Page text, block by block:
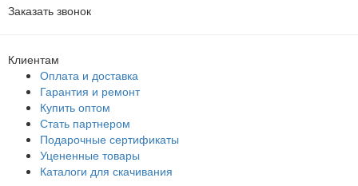
Заказать звонок
Клиентам
Оплата и доставка
Гарантия и ремонт
Купить оптом
Стать партнером
Подарочные сертификаты
Уцененные товары
Каталоги для скачивания